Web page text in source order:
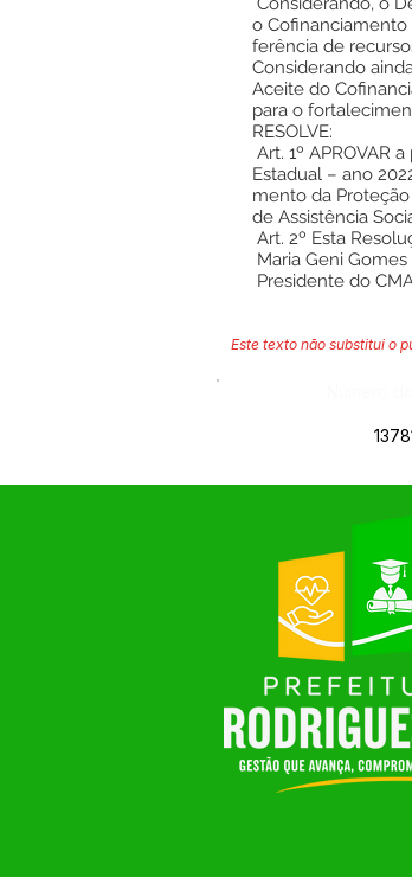
o Cofinanciamento
ferência de
Considerando
Aceite do
para o
RESOLVE:
Art. 1º APROVAR
Estadual – ano
mento da
de Assistência
Art. 2º Esta
Maria Geni Gomes
Presidente do
Este texto não substitui o